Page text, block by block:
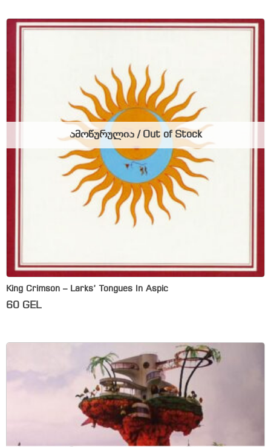
King Crimson – Larks’ Tongues In Aspic
60 GEL
ამოწურულია / Out of Stock